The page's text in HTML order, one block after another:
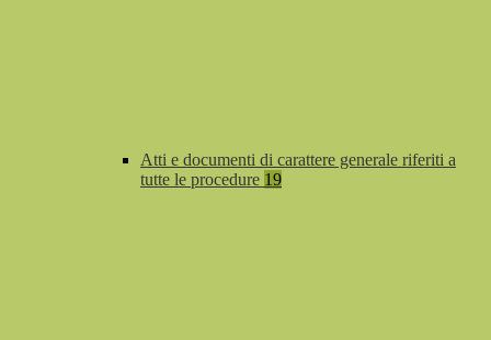
Atti e documenti di carattere generale riferiti a
tutte le procedure 19